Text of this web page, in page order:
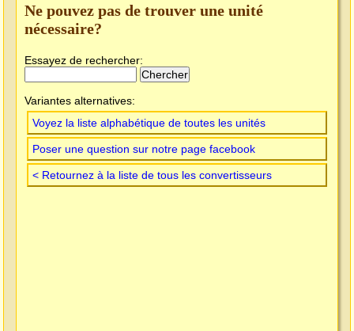
Ne pouvez pas de trouver une unité
nécessaire?
Essayez de rechercher:
Variantes alternatives:
Voyez la liste alphabétique de toutes les unités
Poser une question sur notre page facebook
< Retournez à la liste de tous les convertisseurs